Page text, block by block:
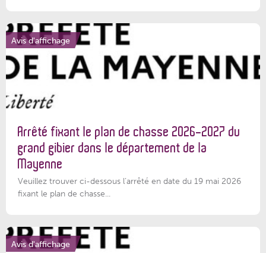
Avis d'affichage
Arrêté fixant le plan de chasse 2026-2027 du
grand gibier dans le département de la
Mayenne
Veuillez trouver ci-dessous l’arrêté en date du 19 mai 2026
fixant le plan de chasse...
Avis d'affichage